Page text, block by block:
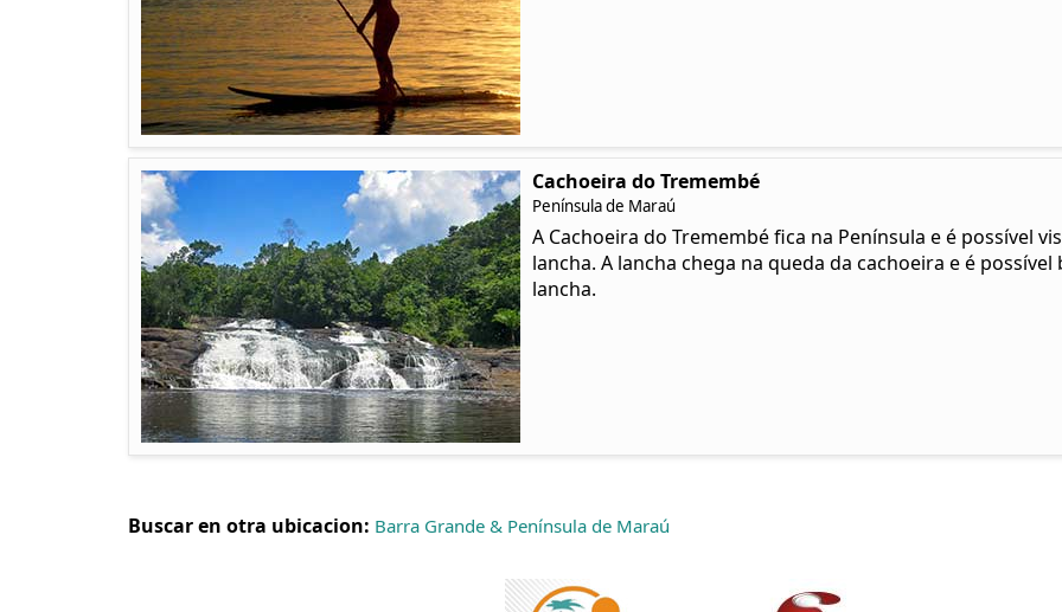
Cachoeira do Tremembé
Península de Maraú
A Cachoeira do Tremembé fica na Península e é possível
lancha. A lancha chega na queda da cachoeira e é
lancha.
Buscar en otra ubicacion: Barra Grande & Península de Maraú